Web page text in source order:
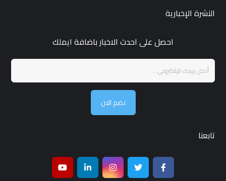
النشرة الإخبارية
احصل على احدث الاخبار باضافة ايملك
نضم الان
تابعنا